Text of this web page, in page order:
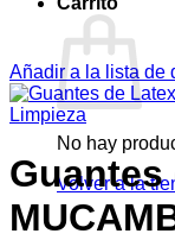
No hay
Volver a la
Añadir a la lista de
Limpieza
Guantes